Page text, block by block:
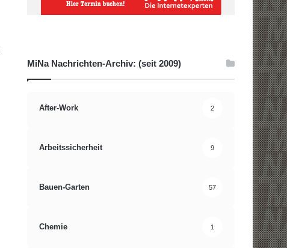
MiNa Nachrichten-Archiv: (seit 2009)
After-Work 2
Arbeitssicherheit 9
Bauen-Garten 57
Chemie 1